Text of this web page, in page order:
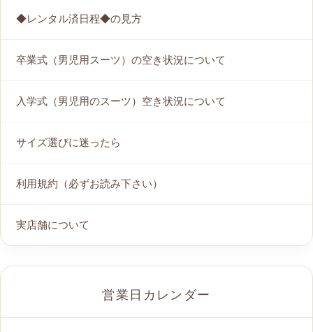
◆レンタル済日程◆の見方
卒業式（男児用スーツ）の空き状況について
入学式（男児用のスーツ）空き状況について
サイズ選びに迷ったら
利用規約（必ずお読み下さい）
実店舗について
営業日カレンダー